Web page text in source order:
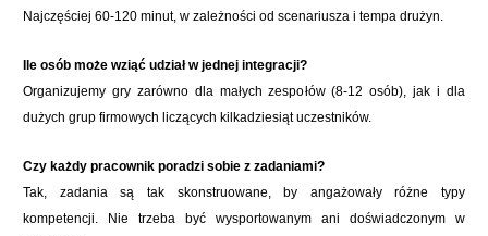
Najczęściej 60-120 minut, w zależności od scenariusza i tempa drużyn.
Ile osób może wziąć udział w jednej integracji?
Organizujemy gry zarówno dla małych zespołów (8-12 osób), jak i dla
dużych grup firmowych liczących kilkadziesiąt uczestników.
Czy każdy pracownik poradzi sobie z zadaniami?
Tak, zadania są tak skonstruowane, by angażowały różne typy
kompetencji. Nie trzeba być wysportowanym ani doświadczonym w